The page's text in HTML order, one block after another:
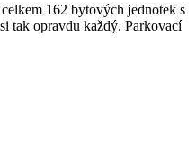
162 bytových jednotek s
tak opravdu každý. Parkovací